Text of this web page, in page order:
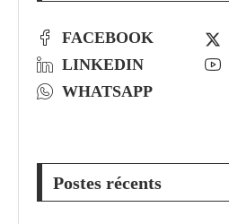
FACEBOOK
LINKEDIN
WHATSAPP
Postes récents